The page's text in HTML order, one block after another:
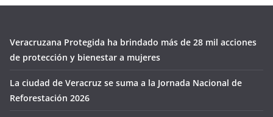
Veracruzana Protegida ha brindado más de 28 mil acciones
de protección y bienestar a mujeres
La ciudad de Veracruz se suma a la Jornada Nacional de
Reforestación 2026